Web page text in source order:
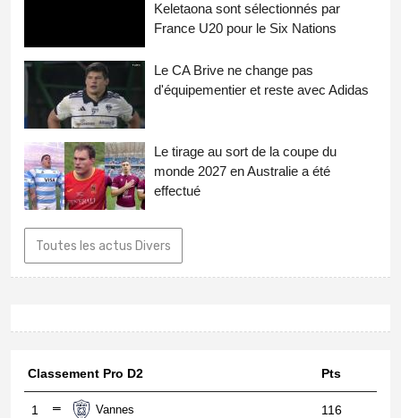
Keletaona sont sélectionnés par
France U20 pour le Six Nations
Le CA Brive ne change pas
d'équipementier et reste avec Adidas
Le tirage au sort de la coupe du
monde 2027 en Australie a été
effectué
Toutes les actus Divers
Classement Pro D2 Pts
1 Vannes 116